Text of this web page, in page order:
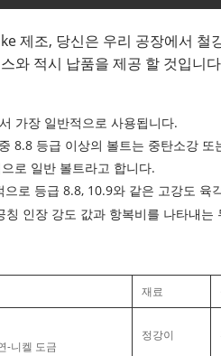
제조, 당신은 우리 공장에서 철
와 적시 납품을 제공 할 것입니
가장 일반적으로 사용됩니다.
8.8 등급 이상의 볼트는 중탄소강
로 일반 볼트라고 합니다.
으로 등급 8.8, 10.9와 같은 고강도 육
인장 강도 값과 항복비를 나타내는
재료
-니켈 도금
정강이